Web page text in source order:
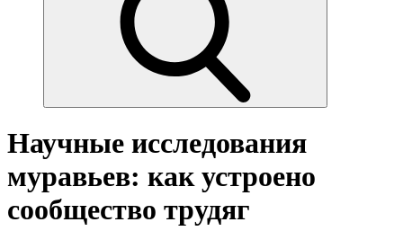
Научные исследования
муравьев: как устроено
сообщество трудяг